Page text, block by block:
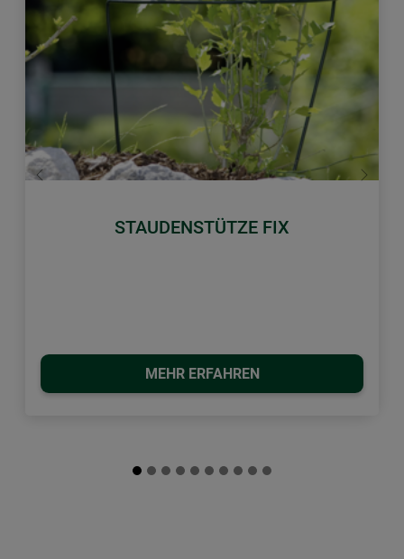
STAUDENSTÜTZE FIX
MEHR ERFAHREN
Zurück Weiter